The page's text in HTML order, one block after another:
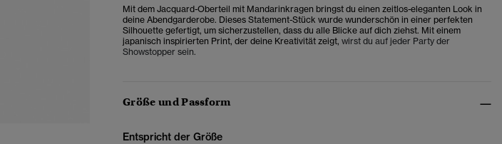
Mit dem Jacquard-Oberteil mit Mandarinkragen bringst du einen zeitlos-eleganten Look in
deine Abendgarderobe. Dieses Statement-Stück wurde wunderschön in einer perfekten
Silhouette gefertigt, um sicherzustellen, dass du alle Blicke auf dich ziehst. Mit einem
japanisch inspirierten Print, der deine Kreativität zeigt, wirst du auf jeder Party der
Showstopper sein.
Größe und Passform
Entspricht der Größe